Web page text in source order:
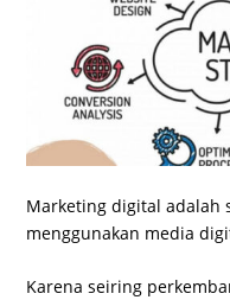
Marketing digital adalah
menggunakan media
Karena seiring